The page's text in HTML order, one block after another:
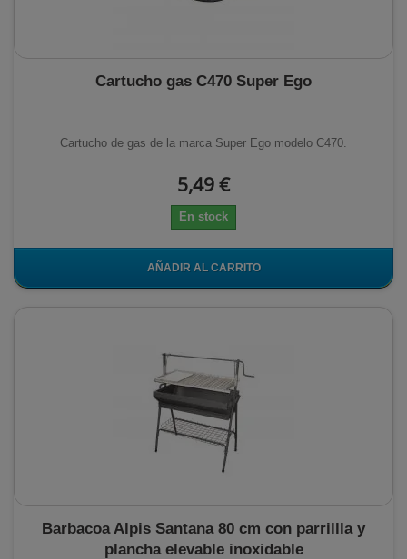
Cartucho gas C470 Super Ego
Cartucho de gas de la marca Super Ego modelo C470.
5,49 €
En stock
AÑADIR AL CARRITO
Barbacoa Alpis Santana 80 cm con parrillla y
plancha elevable inoxidable